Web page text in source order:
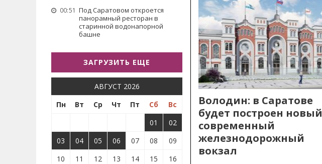
00:51 Под Саратовом откроется
панорамный ресторан в
старинной водонапорной
башне
ЗАГРУЗИТЬ ЕЩЕ
АВГУСТ 2026
Пн
Вт Ср Чт Пт Сб
Вс
01
02
03
04 05 06 07 08
09
10
11 12 13 14 15
16
Володин: в Саратове
будет построен новый
современный
железнодорожный
вокзал